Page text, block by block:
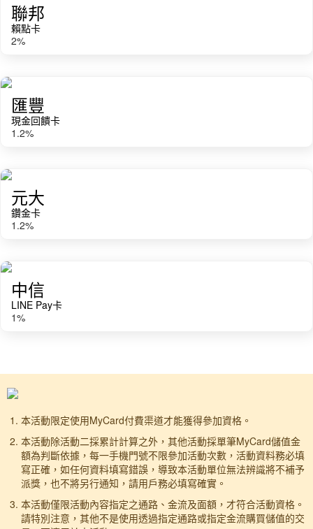
聯邦
賴點卡
2%
匯豐
現金回饋卡
1.2%
元大
鑽金卡
1.2%
中信
LINE Pay卡
1%
本活動限定使用MyCard付費渠道才能獲得參加資格。
本活動除活動二採累計計算之外，其他活動採單筆MyCard儲值金
額為判斷依據，每一手機門號不限參加活動次數，活動資料務必填
寫正確，如任何資料填寫錯誤，導致本活動單位無法辨識將不補予
派獎，也不將另行通知，請用戶務必填寫確實。
本活動僅限活動內容指定之通路、金流及面額，才符合活動資格。
請特別注意，其他不是使用透過指定通路或指定金流購買儲值的交